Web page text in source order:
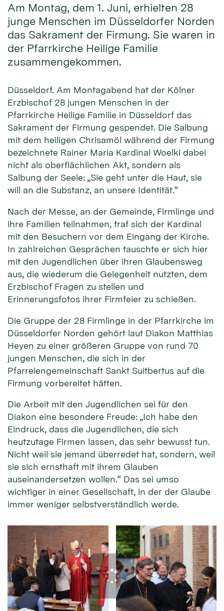
Am Montag, dem 1. Juni, erhielten 28
junge Menschen im Düsseldorfer Norden
das Sakrament der Firmung. Sie waren in
der Pfarrkirche Heilige Familie
zusammengekommen.
Düsseldorf. Am Montagabend hat der Kölner
Erzbischof 28 jungen Menschen in der
Pfarrkirche Heilige Familie in Düsseldorf das
Sakrament der Firmung gespendet. Die Salbung
mit dem heiligen Chrisamöl während der Firmung
bezeichnete Rainer Maria Kardinal Woelki dabei
nicht als oberflächlichen Akt, sondern als
Salbung der Seele: „Sie geht unter die Haut, sie
will an die Substanz, an unsere Identität.“
Nach der Messe, an der Gemeinde, Firmlinge und
ihre Familien teilnahmen, traf sich der Kardinal
mit den Besuchern vor dem Eingang der Kirche.
In zahlreichen Gesprächen tauschte er sich hier
mit den Jugendlichen über ihren Glaubensweg
aus, die wiederum die Gelegenheit nutzten, dem
Erzbischof Fragen zu stellen und
Erinnerungsfotos ihrer Firmfeier zu schießen.
Die Gruppe der 28 Firmlinge in der Pfarrkirche im
Düsseldorfer Norden gehört laut Diakon Matthias
Heyen zu einer größeren Gruppe von rund 70
jungen Menschen, die sich in der
Pfarreiengemeinschaft Sankt Suitbertus auf die
Firmung vorbereitet hätten.
Die Arbeit mit den Jugendlichen sei für den
Diakon eine besondere Freude: „Ich habe den
Eindruck, dass die Jugendlichen, die sich
heutzutage Firmen lassen, das sehr bewusst tun.
Nicht weil sie jemand überredet hat, sondern, weil
sie sich ernsthaft mit ihrem Glauben
auseinandersetzen wollen.“ Das sei umso
wichtiger in einer Gesellschaft, in der der Glaube
immer weniger selbstverständlich werde.